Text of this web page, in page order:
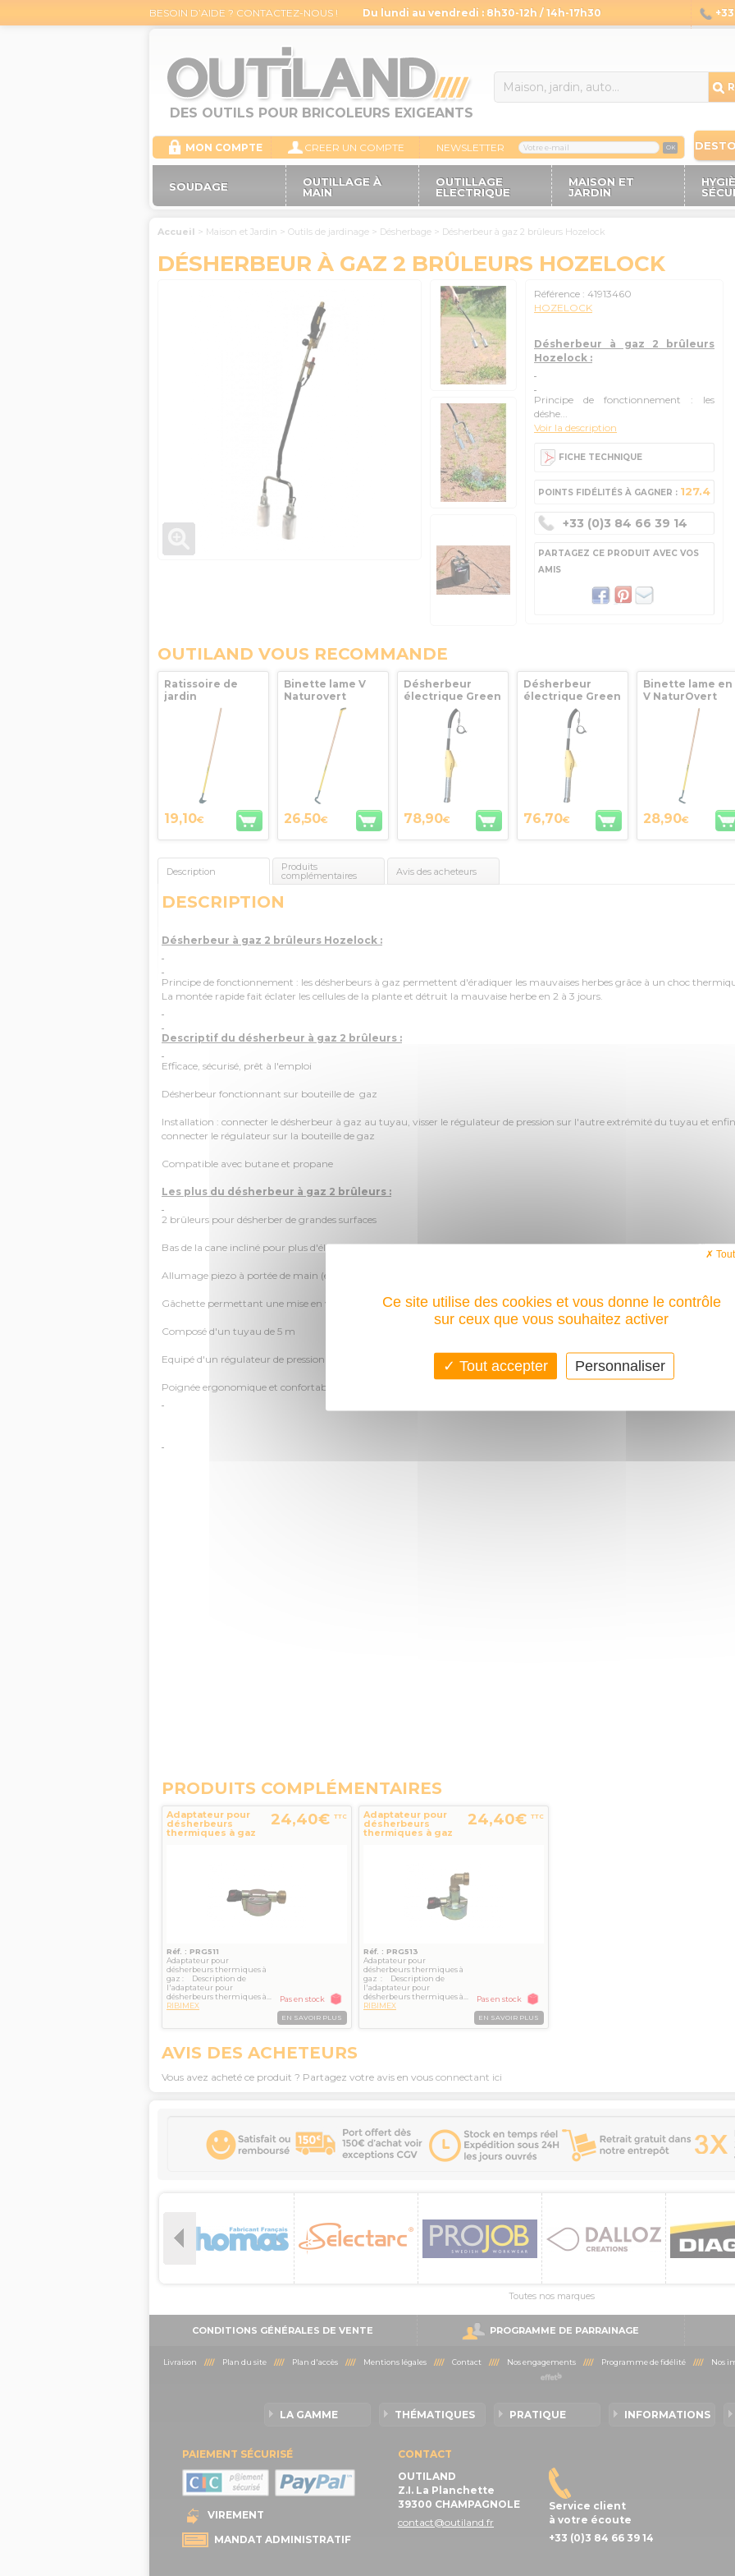
BESOIN D’AIDE ? CONTACTEZ-NOUS ! Du lundi au vendredi : 8h30-12h / 14h-17h30
DES OUTILS POUR BRICOLEURS EXIGEANTS
MON COMPTE CREER UN COMPTE NEWSLETTER OK
SOUDAGE
OUTILLAGE À
MAIN
OUTILLAGE
ELECTRIQUE
MAISON ET
JARDIN
Accueil > Maison et Jardin > Outils de jardinage > Désherbage > Désherbeur à gaz 2 brûleurs Hozelock
DÉSHERBEUR À GAZ 2 BRÛLEURS HOZELOCK
Référence : 41913460
HOZELOCK
Désherbeur à gaz 2 brûleurs
Hozelock :
Principe de fonctionnement : les
déshe...
Voir la description
FICHE TECHNIQUE
POINTS FIDÉLITÉS À GAGNER : 127.4
+33 (0)3 84 66 39 14
PARTAGEZ CE PRODUIT AVEC VOS
AMIS
OUTILAND VOUS RECOMMANDE
Ratissoire de
jardin
NaturOvert 16cm
Leborgne
19,10€
Binette lame V
Naturovert
manche bois
150cm + poignée
ergonomique
LEBORGNE
26,50€
Désherbeur
électrique Green
Power Evolution
Hozelock
78,90€
Désherbeur
électrique Green
Power Evolution
Berthoud -
76,70€
Binette lame en
V NaturOvert
14cm Leborgne
28,90€
Description Produits
complémentaires Avis des acheteurs
DESCRIPTION
Désherbeur à gaz 2 brûleurs Hozelock :
Principe de fonctionnement : les désherbeurs à gaz permettent d'éradiquer les mauvaises herbes grâce à un choc
La montée rapide fait éclater les cellules de la plante et détruit la mauvaise herbe en 2 à 3 jours.
Descriptif du désherbeur à gaz 2 brûleurs :
Efficace, sécurisé, prêt à l'emploi
Désherbeur fonctionnant sur bouteille de gaz
Installation : connecter le désherbeur à gaz au tuyau, visser le régulateur de pression sur l'autre extrémité du tuyau et enfin
connecter le régulateur sur la bouteille de gaz
Compatible avec butane et propane
Les plus du désherbeur à gaz 2 brûleurs :
2 brûleurs pour désherber de grandes surfaces
Bas de la cane incliné pour plus d'éloignement par rapport aux pieds de l'utilisateur (sécurité contre la chaleur de la
Allumage piezo à portée de main (exclusif pour un 2 brûleurs
Gâchette permettant une mise en veilleuse de la flamme (économie de gaz)
Composé d'un tuyau de 5 m
Equipé d'un régulateur de pression 2,5 bar qui assure
Poignée ergonomique et confortable
PRODUITS COMPLÉMENTAIRES
Adaptateur pour
désherbeurs
thermiques à gaz
24,40€ TTC
Réf. : PRG511
Adaptateur pour
désherbeurs thermiques à
gaz : Description de
l'adaptateur pour
désherbeurs thermiques à...
RIBIMEX
Pas en stock
EN SAVOIR PLUS
Adaptateur pour
désherbeurs
thermiques à gaz
24,40€ TTC
Réf. : PRG513
Adaptateur pour
désherbeurs thermiques à
gaz : Description de
l'adaptateur pour
désherbeurs thermiques à...
RIBIMEX
Pas en stock
EN SAVOIR PLUS
AVIS DES ACHETEURS
Vous avez acheté ce produit ? Partagez votre avis en vous connectant ici
Toutes nos marques
CONDITIONS GÉNÉRALES DE VENTE PROGRAMME DE PARRAINAGE
Livraison //// Plan du site//// Plan d'accès//// Mentions légales//// Contact //// Nos engagements//// Programme de fidélité//// Nos
LA GAMME THÉMATIQUES PRATIQUE INFORMATIONS
PAIEMENT SÉCURISÉ
VIREMENT
MANDAT ADMINISTRATIF
CONTACT
OUTILAND
Z.I. La Planchette
39300 CHAMPAGNOLE
contact@outiland.fr
Service client
à votre écoute
+33 (0)3 84 66 39 14
Ce site utilise des cookies et vous donne le contrôle
sur ceux que vous souhaitez activer
Tout accepter Personnaliser